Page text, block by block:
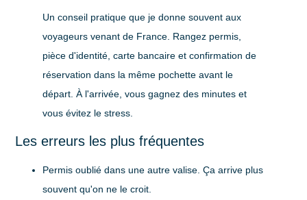
Un conseil pratique que je donne souvent aux
voyageurs venant de France. Rangez permis,
pièce d'identité, carte bancaire et confirmation de
réservation dans la même pochette avant le
départ. À l'arrivée, vous gagnez des minutes et
vous évitez le stress.
Les erreurs les plus fréquentes
Permis oublié dans une autre valise . Ça arrive plus
souvent qu'on ne le croit.